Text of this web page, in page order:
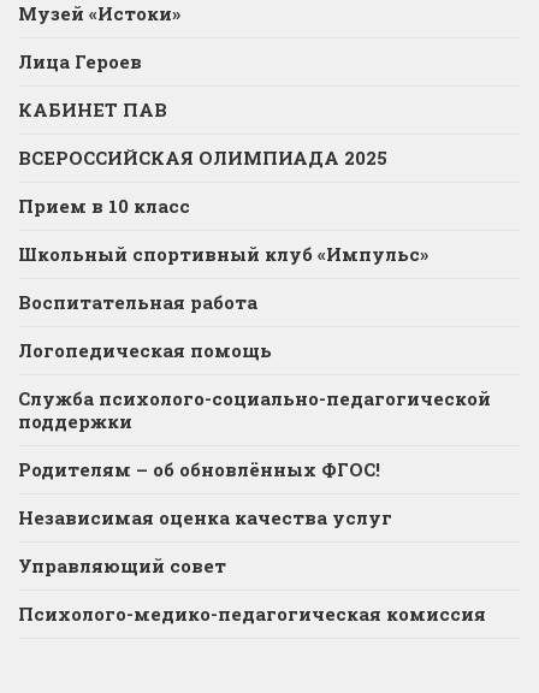
Музей «Истоки»
Лица Героев
КАБИНЕТ ПАВ
ВСЕРОССИЙСКАЯ ОЛИМПИАДА 2025
Прием в 10 класс
Школьный спортивный клуб «Импульс»
Воспитательная работа
Логопедическая помощь
Служба психолого-социально-педагогической
поддержки
Родителям – об обновлённых ФГОС!
Независимая оценка качества услуг
Управляющий совет
Психолого-медико-педагогическая комиссия